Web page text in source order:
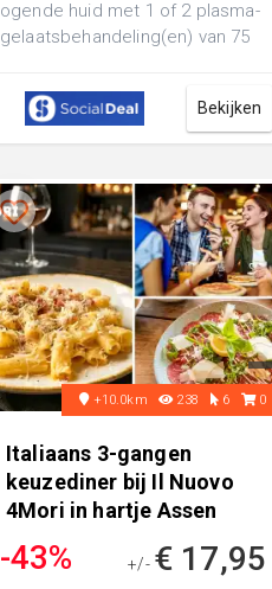
ogende huid met 1 of 2 plasma-
gelaatsbehandeling(en) van 75
Tolber...
Bekijken
+10.0km 238 6 0
Italiaans 3-gangen
keuzediner bij Il Nuovo
4Mori in hartje Assen
-43% +/- € 17,95